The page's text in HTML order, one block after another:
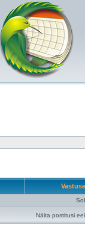
Näita postitusi